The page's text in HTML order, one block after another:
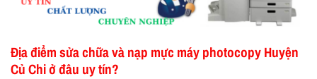
Địa điểm sửa chữa và nạp mực máy photocopy Huyện
Củ Chi ở đâu uy tín?